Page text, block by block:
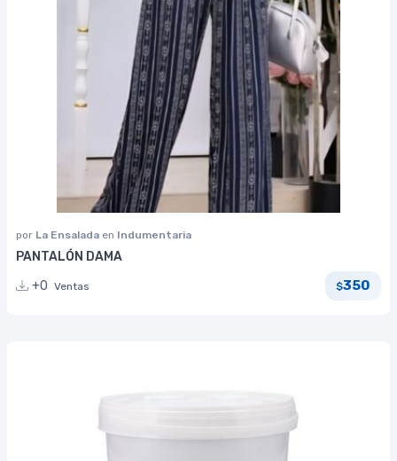
por La Ensalada en Indumentaria
PANTALÓN DAMA
+0 Ventas $350